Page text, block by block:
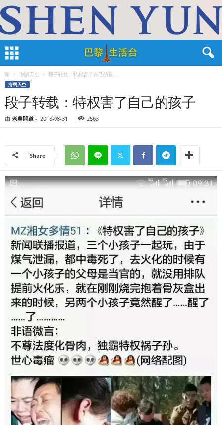
家 海闊天空 段子转载：特权害了自己的孩...
海闊天空
段子转载：特权害了自己的孩子
由 老農問道 - 2018-08-31 2563
Share